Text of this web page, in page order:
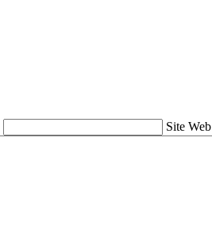
Site Web